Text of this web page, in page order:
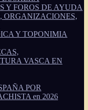
Y FOROS DE AYUDA
ORGANIZACIONES,
Y TOPONIMIA
VASCA EN
POR
en 2026